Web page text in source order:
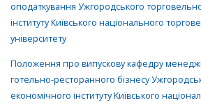
оподаткування Ужгородського
інституту Київського національного
університету
Положення про випускову кафедру
готельно-ресторанного бізнесу
економічного інституту Київського